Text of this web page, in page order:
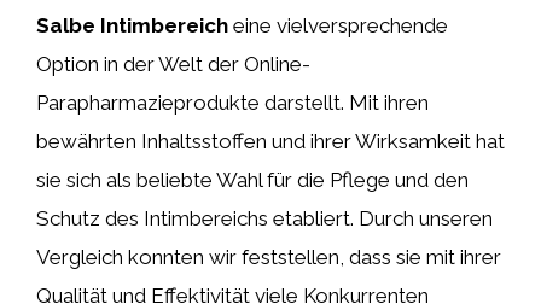
Salbe Intimbereich eine vielversprechende
Option in der Welt der Online-
Parapharmazieprodukte darstellt. Mit ihren
bewährten Inhaltsstoffen und ihrer Wirksamkeit hat
sie sich als beliebte Wahl für die Pflege und den
Schutz des Intimbereichs etabliert. Durch unseren
Vergleich konnten wir feststellen, dass sie mit ihrer
Qualität und Effektivität viele Konkurrenten